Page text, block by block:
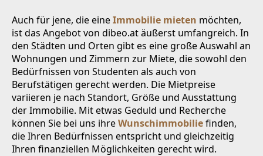
Auch für jene, die eineImmobilie mieten möchten,
ist das Angebot von dibeo.at äußerst umfangreich. In
den Städten und Orten gibt es eine große Auswahl an
Wohnungen und Zimmern zur Miete, die sowohl den
Bedürfnissen von Studenten als auch von
Berufstätigen gerecht werden. Die Mietpreise
variieren je nach Standort, Größe und Ausstattung
der Immobilie. Mit etwas Geduld und Recherche
können Sie bei uns ihreWunschimmobiliefinden,
die Ihren Bedürfnissen entspricht und gleichzeitig
Ihren finanziellen Möglichkeiten gerecht wird.